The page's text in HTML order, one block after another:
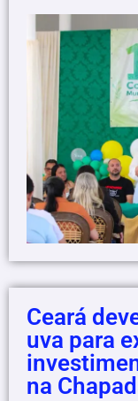
Ceará
uva para
na